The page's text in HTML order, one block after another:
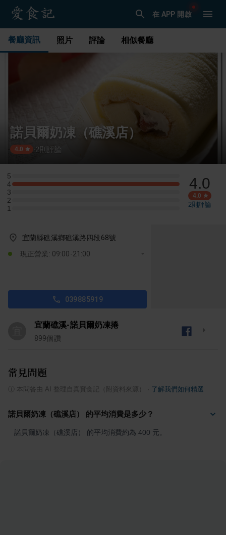
在 APP 開啟
餐廳資訊 照片 評論 相似餐廳
諾貝爾奶凍（礁溪店）
4.0 2 則評論
5
5 星：0 則評論
4
4 星：1 則評論
3
3 星：0 則評論
2
2 星：0 則評論
1
1 星：0 則評論
4.0
4.0
2則評論
宜蘭縣礁溪鄉礁溪路四段68號
現正營業: 09:00-21:00
039885919
宜蘭礁溪-諾貝爾奶凍捲
899個讚
常見問題
本問答由 AI 整理自真實食記（附資料來源） 了解我們如何精選
諾貝爾奶凍（礁溪店） 的平均消費是多少？
諾貝爾奶凍（礁溪店） 的平均消費約為 400 元。